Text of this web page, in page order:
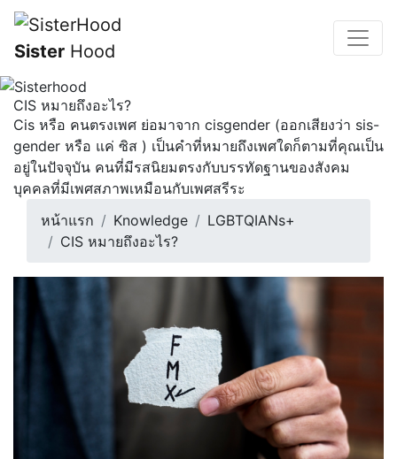
Sister Hood
CIS หมายถึงอะไร?
Cis หรือ คนตรงเพศ ย่อมาจาก cisgender (ออกเสียงว่า sis-
gender หรือ แค่ ซิส ) เป็นคำที่หมายถึงเพศใดก็ตามที่คุณเป็น
อยู่ในปัจจุบัน คนที่มีรสนิยมตรงกับบรรทัดฐานของสังคม
บุคคลที่มีเพศสภาพเหมือนกับเพศสรีระ
หน้าแรก
Knowledge
LGBTQIANs+
CIS หมายถึงอะไร?